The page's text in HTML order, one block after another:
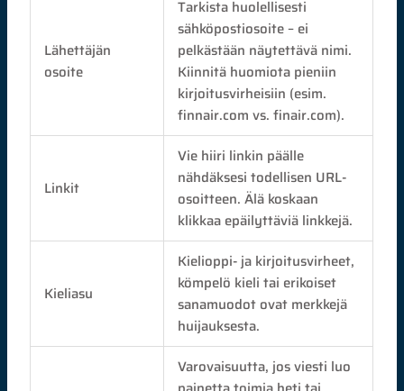
Lähettäjän
osoite
Tarkista huolellisesti
sähköpostiosoite – ei
pelkästään näytettävä nimi.
Kiinnitä huomiota pieniin
kirjoitusvirheisiin (esim.
finnair.com vs. finair.com).
Linkit
Vie hiiri linkin päälle
nähdäksesi todellisen URL-
osoitteen. Älä koskaan
klikkaa epäilyttäviä linkkejä.
Kieliasu
Kielioppi- ja kirjoitusvirheet,
kömpelö kieli tai erikoiset
sanamuodot ovat merkkejä
huijauksesta.
Varovaisuutta, jos viesti luo